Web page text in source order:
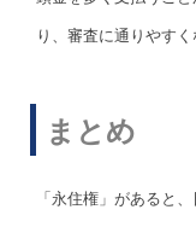
り、審査に通りやすく
まとめ
「永住権」があると